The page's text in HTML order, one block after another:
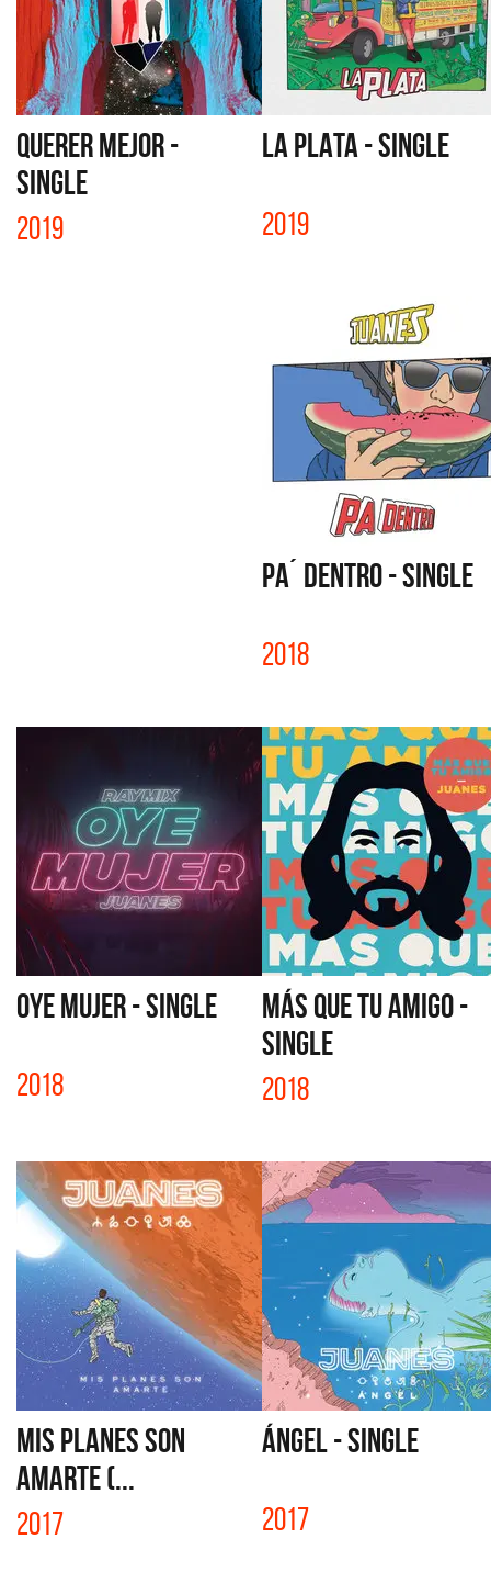
QUERER MEJOR -
SINGLE
2019
LA PLATA - SINGLE
2019
PA´ DENTRO - SINGLE
2018
OYE MUJER - SINGLE
2018
MÁS QUE TU AMIGO -
SINGLE
2018
MIS PLANES SON
AMARTE (...
2017
ÁNGEL - SINGLE
2017